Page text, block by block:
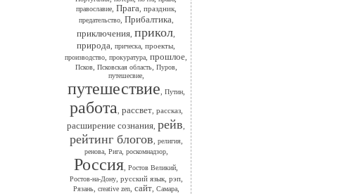
православие, Прага праздник,
предательство, Прибалтика
приключения прикол
природа прическа проекты
производство прокуратура прошлое
Псков, Псковская область, Пуров,
путешесвие,
путешествие Путин,
работа рассвет, рассказ,
расширение сознания рейв
рейтинг блогов религия,
ренова, Рига, роскомнадзор,
Россия Ростов Великий
Ростов-на-Дону, русский язык, рэп,
Рязань, сreative zen, сайт, Самара,